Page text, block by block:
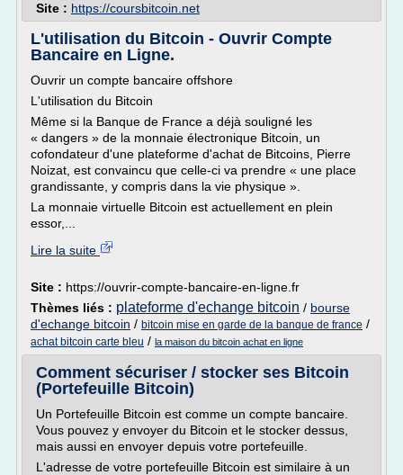
Site : https://coursbitcoin.net
L'utilisation du Bitcoin - Ouvrir Compte
Bancaire en Ligne.
Ouvrir un compte bancaire offshore
L'utilisation du Bitcoin
Même si la Banque de France a déjà souligné les
« dangers » de la monnaie électronique Bitcoin, un
cofondateur d'une plateforme d'achat de Bitcoins, Pierre
Noizat, est convaincu que celle-ci va prendre « une place
grandissante, y compris dans la vie physique ».
La monnaie virtuelle Bitcoin est actuellement en plein
essor,...
Lire la suite
Site : https://ouvrir-compte-bancaire-en-ligne.fr
Thèmes liés : plateforme d'echange bitcoin / bourse
d'echange bitcoin / bitcoin mise en garde de la banque de france /
achat bitcoin carte bleu / la maison du bitcoin achat en ligne
Comment sécuriser / stocker ses Bitcoin
(Portefeuille Bitcoin)
Un Portefeuille Bitcoin est comme un compte bancaire.
Vous pouvez y envoyer du Bitcoin et le stocker dessus,
mais aussi en envoyer depuis votre portefeuille.
L'adresse de votre portefeuille Bitcoin est similaire à un